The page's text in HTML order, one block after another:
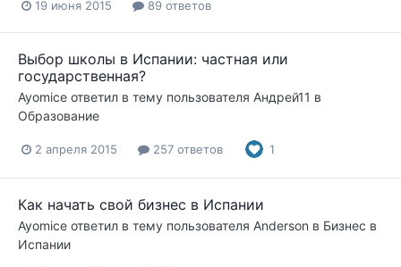
19 июня 2015 89 ответов
Выбор школы в Испании: частная или
государственная?
Ayomice ответил в тему пользователя Андрей11 в
Образование
2 апреля 2015 257 ответов 1
Как начать свой бизнес в Испании
Ayomice ответил в тему пользователя Anderson в Бизнес в
Испании